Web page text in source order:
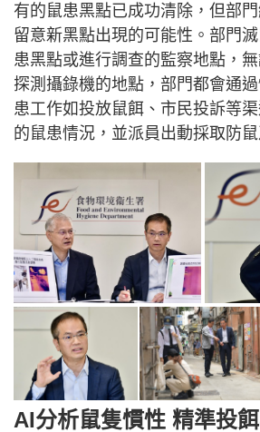
有的鼠患黑點已成功清除，但部
留意新黑點出現的可能性。部門
患黑點或進行調查的監察地點，
探測攝錄機的地點，部門都會通
患工作如投放鼠餌、市民投訴等
的鼠患情況，並派員出動採取防鼠
AI分析鼠隻慣性 精準投